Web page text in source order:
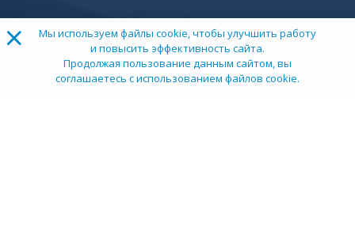
×
Мы используем файлы cookie, чтобы улучшить работу
и повысить эффективность сайта.
Продолжая пользование данным сайтом, вы
соглашаетесь с использованием файлов cookie.